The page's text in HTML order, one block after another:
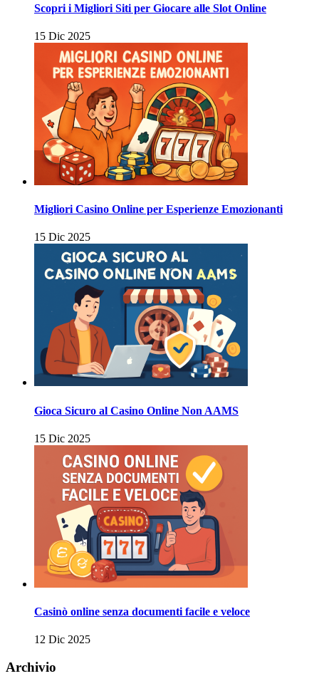
Scopri i Migliori Siti per Giocare alle Slot Online
15 Dic 2025
Migliori Casino Online per Esperienze Emozionanti
15 Dic 2025
Gioca Sicuro al Casino Online Non AAMS
15 Dic 2025
Casinò online senza documenti facile e veloce
12 Dic 2025
Archivio